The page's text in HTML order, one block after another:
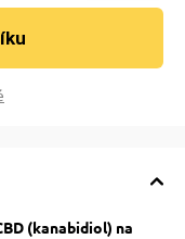
(kanabidiol) na